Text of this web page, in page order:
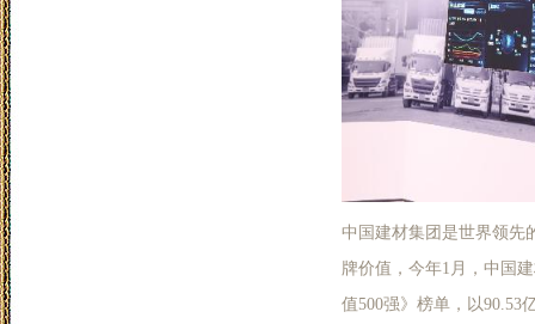
中国建材集团是世界领先
牌价值，今年1月，中国
值500强》榜单，以90.53